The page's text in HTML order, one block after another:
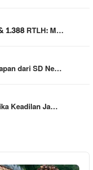
1.388 RTLH: M…
dari SD Ne…
Keadilan Ja…